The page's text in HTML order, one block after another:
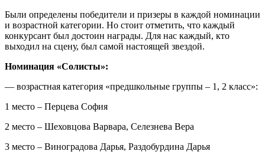
Были определены победители и призеры в каждой номинации
и возрастной категории. Но стоит отметить, что каждый
конкурсант был достоин награды. Для нас каждый, кто
выходил на сцену, был самой настоящей звездой.
Номинация «Солисты»:
— возрастная категория «предшкольные группы – 1, 2 класс»:
1 место – Перцева София
2 место – Шеховцова Варвара, Селезнева Вера
3 место – Виноградова Дарья, Раздобурдина Дарья